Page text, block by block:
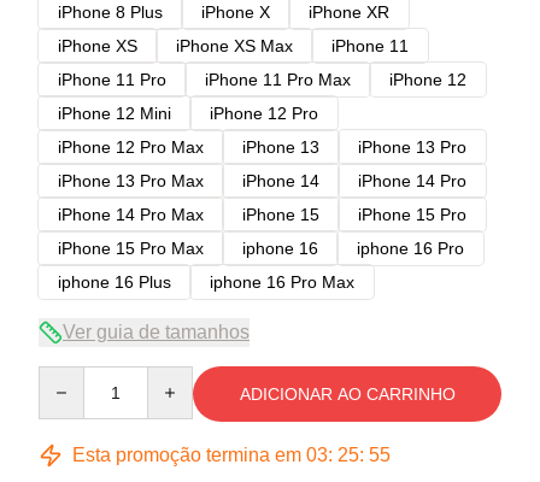
iPhone 8 Plus
iPhone X
iPhone XR
iPhone XS
iPhone XS Max
iPhone 11
iPhone 11 Pro
iPhone 11 Pro Max
iPhone 12
iPhone 12 Mini
iPhone 12 Pro
iPhone 12 Pro Max
iPhone 13
iPhone 13 Pro
iPhone 13 Pro Max
iPhone 14
iPhone 14 Pro
iPhone 14 Pro Max
iPhone 15
iPhone 15 Pro
iPhone 15 Pro Max
iphone 16
iphone 16 Pro
iphone 16 Plus
iphone 16 Pro Max
Ver guia de tamanhos
ADICIONAR AO CARRINHO
Esta promoção termina em 03: 25: 54